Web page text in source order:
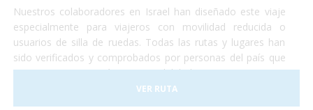
Nuestros colaboradores en Israel han diseñado este viaje
especialmente para viajeros con movilidad reducida o
usuarios de silla de ruedas. Todas las rutas y lugares han
sido verificados y comprobados por personas del país que
nos garantizan su máxima accesibilidad!
VER RUTA